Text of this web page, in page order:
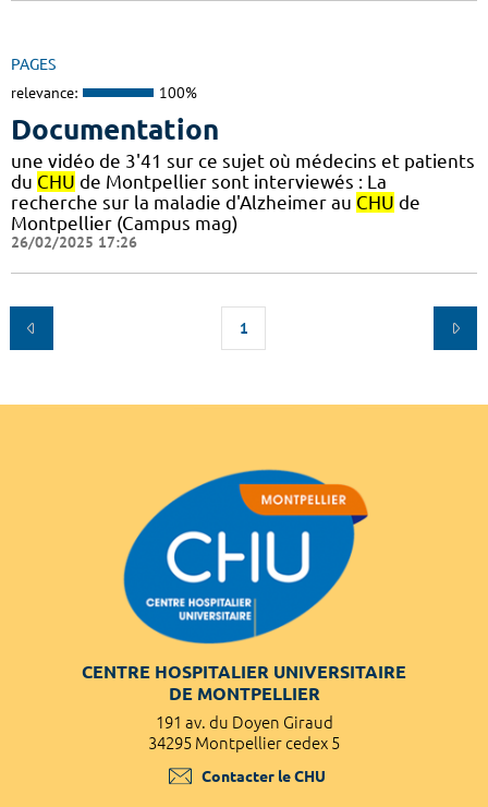
PAGES
relevance: 100%
Documentation
une vidéo de 3'41 sur ce sujet où médecins et patients
du CHU de Montpellier sont interviewés : La
recherche sur la maladie d'Alzheimer au CHU de
Montpellier (Campus mag)
26/02/2025 17:26
1
CENTRE HOSPITALIER UNIVERSITAIRE
DE MONTPELLIER
191 av. du Doyen Giraud
34295 Montpellier cedex 5
Contacter le CHU